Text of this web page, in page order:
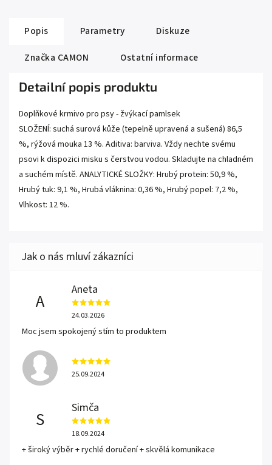
Popis Parametry
Diskuze
Značka CAMON Ostatní informace
Detailní popis produktu
Doplňkové krmivo pro psy - žvýkací pamlsek
SLOŽENÍ: suchá surová kůže (tepelně upravená a sušená) 86,5
%, rýžová mouka 13 %. Aditiva: barviva. Vždy nechte svému
psovi k dispozici misku s čerstvou vodou. Skladujte na chladném
a suchém místě. ANALYTICKÉ SLOŽKY: Hrubý protein: 50,9 %,
Hrubý tuk: 9,1 %, Hrubá vláknina: 0,36 %, Hrubý popel: 7,2 %,
Vlhkost: 12 %.
A
Aneta
24.03.2026
Moc jsem spokojený stím to produktem
25.09.2024
S
Simča
18.09.2024
+ široký výběr + rychlé doručení + skvělá komunikace